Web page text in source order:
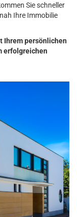
Sie schneller
Ihre Immobilie
Ihrem persönlichen
erfolgreichen